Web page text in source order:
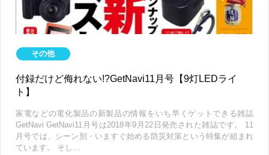
その他
付録だけど侮れない!?GetNavi11月号【9灯LEDライ
ト】
家電などの電化製品の新製品の情報をいち早くゲットできる雑誌
GetNavi GetNavi11月号は2018年9月22日発売された雑誌です。 11
月号では、シーン別・いますぐ始める防災対策という特集が組まれ
ています。 そし…